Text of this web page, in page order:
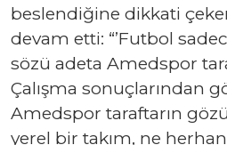
beslendiğine dikkati
devam etti: “’Futbol
sözü adeta Amedspor
Çalışma sonuçlarından
Amedspor taraftarın
yerel bir takım, ne